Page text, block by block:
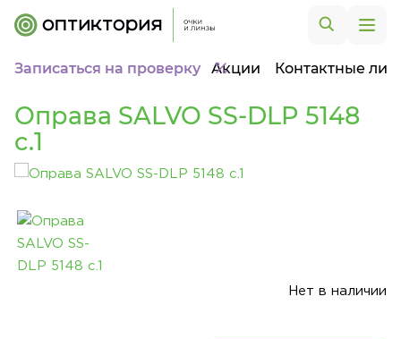
Записаться на проверку Акции Контактные
Оправа SALVO SS-DLP 5148
c.1
Нет в наличии